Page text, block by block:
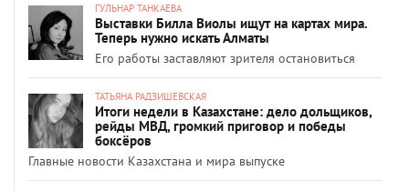
ГУЛЬНАР ТАНКАЕВА
Выставки Билла Виолы ищут на картах мира.
Теперь нужно искать Алматы
Его работы заставляют зрителя остановиться
ТАТЬЯНА РАДЗИШЕВСКАЯ
Итоги недели в Казахстане: дело дольщиков,
рейды МВД, громкий приговор и победы
боксёров
Главные новости Казахстана и мира выпуске